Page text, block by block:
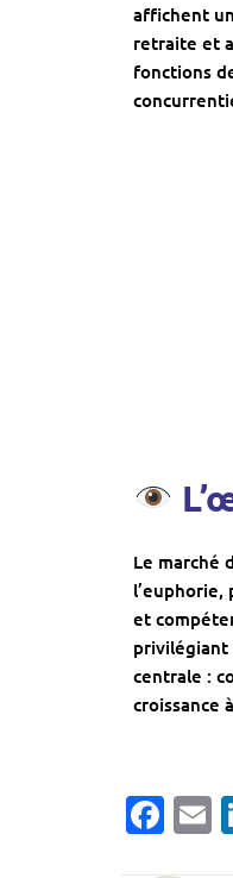
affichent
retraite et
fonctions
Le marché
et
privilégiant
centrale :
croissance